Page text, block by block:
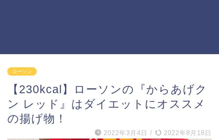
ローソン
【230kcal】ローソンの『からあげク
ン レッド』はダイエットにオススメ
の揚げ物！
2022年3月4日 / 2022年8月18日